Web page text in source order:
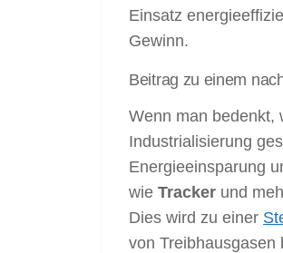
Einsatz
Gewinn.
Beitrag zu einem
Wenn man bedenkt,
Industrialisierung
Energieeinsparung
wie Tracker und
Dies wird zu einer
von Treibhausgasen